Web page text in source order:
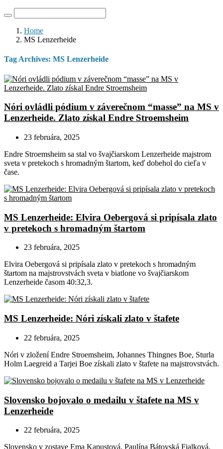
Home
MS Lenzerheide
Tag Archives: MS Lenzerheide
Nóri ovládli pódium v záverečnom “masse” na MS v
Lenzerheide. Zlato získal Endre Stroemsheim
23 februára, 2025
Endre Stroemsheim sa stal vo švajčiarskom Lenzerheide majstrom
sveta v pretekoch s hromadným štartom, keď dobehol do cieľa v
čase.
MS Lenzerheide: Elvira Oebergová si pripísala zlato
v pretekoch s hromadným štartom
23 februára, 2025
Elvira Oebergová si pripísala zlato v pretekoch s hromadným
štartom na majstrovstvách sveta v biatlone vo švajčiarskom
Lenzerheide časom 40:32,3.
MS Lenzerheide: Nóri získali zlato v štafete
22 februára, 2025
Nóri v zložení Endre Stroemsheim, Johannes Thingnes Boe, Sturla
Holm Laegreid a Tarjei Boe získali zlato v štafete na majstrovstvách.
Slovensko bojovalo o medailu v štafete na MS v
Lenzerheide
22 februára, 2025
Slovensko v zostave Ema Kapustová, Paulína Bátovská Fialková,